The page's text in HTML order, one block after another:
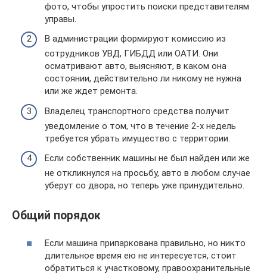
фото, чтобы упростить поиски представителям
управы.
В администрации формируют комиссию из
сотрудников УВД, ГИБДД или ОАТИ. Они
осматривают авто, выясняют, в каком она
состоянии, действительно ли никому не нужна
или же ждет ремонта.
Владелец транспортного средства получит
уведомление о том, что в течение 2-х недель
требуется убрать имущество с территории.
Если собственник машины не был найден или же
не откликнулся на просьбу, авто в любом случае
уберут со двора, но теперь уже принудительно.
Общий порядок
Если машина припаркована правильно, но никто
длительное время ею не интересуется, стоит
обратиться к участковому, правоохранительные